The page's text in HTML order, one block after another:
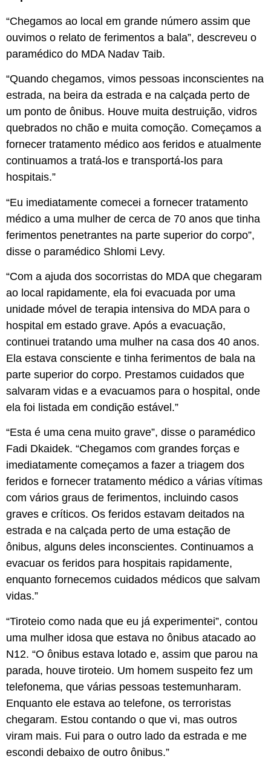
“Chegamos ao local em grande número assim que
ouvimos o relato de ferimentos a bala”, descreveu o
paramédico do MDA Nadav Taib.
“Quando chegamos, vimos pessoas inconscientes na
estrada, na beira da estrada e na calçada perto de
um ponto de ônibus. Houve muita destruição, vidros
quebrados no chão e muita comoção. Começamos a
fornecer tratamento médico aos feridos e atualmente
continuamos a tratá-los e transportá-los para
hospitais.”
“Eu imediatamente comecei a fornecer tratamento
médico a uma mulher de cerca de 70 anos que tinha
ferimentos penetrantes na parte superior do corpo”,
disse o paramédico Shlomi Levy.
“Com a ajuda dos socorristas do MDA que chegaram
ao local rapidamente, ela foi evacuada por uma
unidade móvel de terapia intensiva do MDA para o
hospital em estado grave. Após a evacuação,
continuei tratando uma mulher na casa dos 40 anos.
Ela estava consciente e tinha ferimentos de bala na
parte superior do corpo. Prestamos cuidados que
salvaram vidas e a evacuamos para o hospital, onde
ela foi listada em condição estável.”
“Esta é uma cena muito grave”, disse o paramédico
Fadi Dkaidek. “Chegamos com grandes forças e
imediatamente começamos a fazer a triagem dos
feridos e fornecer tratamento médico a várias vítimas
com vários graus de ferimentos, incluindo casos
graves e críticos. Os feridos estavam deitados na
estrada e na calçada perto de uma estação de
ônibus, alguns deles inconscientes. Continuamos a
evacuar os feridos para hospitais rapidamente,
enquanto fornecemos cuidados médicos que salvam
vidas.”
“Tiroteio como nada que eu já experimentei”, contou
uma mulher idosa que estava no ônibus atacado ao
N12. “O ônibus estava lotado e, assim que parou na
parada, houve tiroteio. Um homem suspeito fez um
telefonema, que várias pessoas testemunharam.
Enquanto ele estava ao telefone, os terroristas
chegaram. Estou contando o que vi, mas outros
viram mais. Fui para o outro lado da estrada e me
escondi debaixo de outro ônibus.”